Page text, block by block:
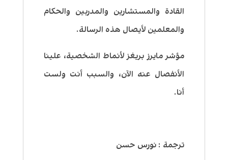
القادة والمستشارين والمدربين والحكام
والمعلمين لأيصال هذه الرسالة.
مؤشر مايرز بريغز لأنماط الشخصية، علينا
الأنفصال عنه الآن، والسبب أنت ولست
أنا.
ترجمة : نورس حسن